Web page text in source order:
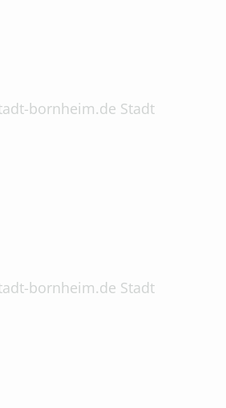
bornheim.de Stadt
bornheim.de Stadt